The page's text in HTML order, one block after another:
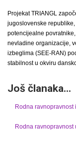
Projekat TRIANGL
jugoslovenske
potencijealne
nevladine organizacije,
izbeglima (SEE-RAN)
stabilnost u okviru
Još članaka...
Rodna
Rodna ravnopravnost